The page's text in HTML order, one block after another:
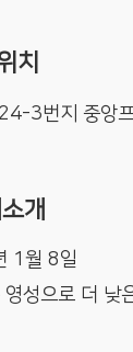
치
3번지 중앙
개
1월 8일
성으로 더 낮